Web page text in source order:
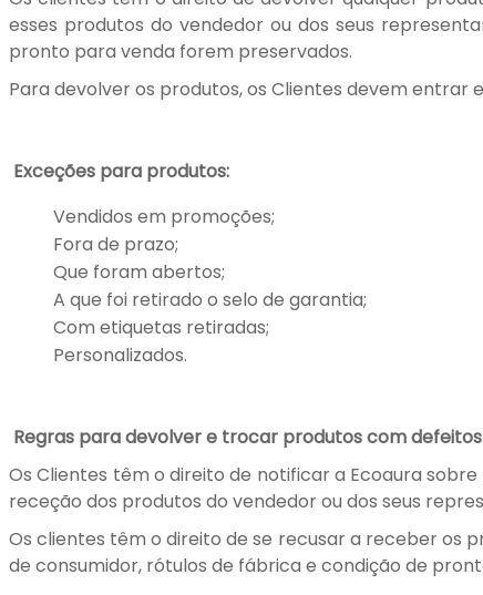
esses produtos do vendedor ou dos seus
pronto para venda forem preservados.
Para devolver os produtos, os Clientes devem
Exceções para produtos:
Vendidos em promoções;
Fora de prazo;
Que foram abertos;
A que foi retirado o selo de garantia;
Com etiquetas retiradas;
Personalizados.
Regras para devolver e trocar produtos com
Os Clientes têm o direito de notificar a Ecoaura
receção dos produtos do vendedor ou dos seus
Os clientes têm o direito de se recusar a receber os
de consumidor, rótulos de fábrica e condição de